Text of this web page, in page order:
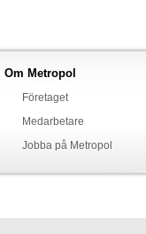
Om Metropol
Företaget
Medarbetare
Jobba på Metropol